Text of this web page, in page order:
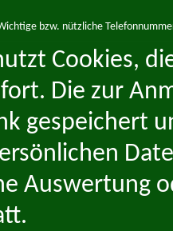
bzw. nützliche
Cookies,
Die zur
gespeichert
Auswertung